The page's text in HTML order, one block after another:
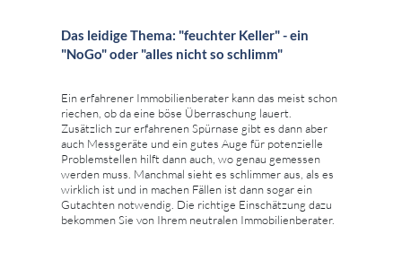
Das leidige Thema: "feuchter Keller" - ein
"NoGo" oder "alles nicht so schlimm"
Ein erfahrener Immobilienberater kann das meist schon
riechen, ob da eine böse Überraschung lauert.
Zusätzlich zur erfahrenen Spürnase gibt es dann aber
auch Messgeräte und ein gutes Auge für potenzielle
Problemstellen hilft dann auch, wo genau gemessen
werden muss. Manchmal sieht es schlimmer aus, als es
wirklich ist und in machen Fällen ist dann sogar ein
Gutachten notwendig. Die richtige Einschätzung dazu
bekommen Sie von Ihrem neutralen Immobilienberater.